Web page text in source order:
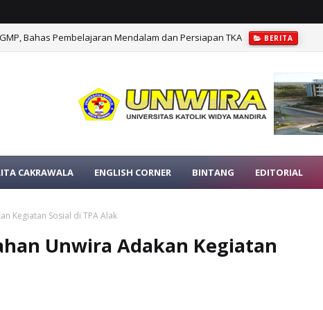
Bahas Pembelajaran Mendalam dan Persiapan TKA BERITA
CAKRAWALA ENGLISH CORNER BINTANG EDITORIAL
Kegiatan Sosial di TPA Alak
Unwira Adakan Kegiatan